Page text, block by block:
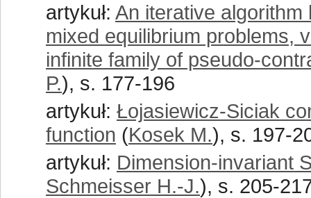
artykuł: An iterative
mixed equilibrium problems,
infinite family of pseudo-
P.), s. 177-196
artykuł: Łojasiewicz-Siciak
function (Kosek M.), s. 197-
artykuł: Dimension-invariant
Schmeisser H.-J.), s. 205-